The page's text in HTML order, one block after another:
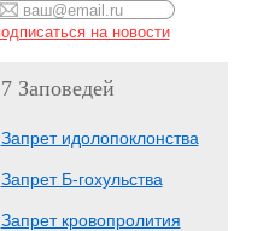
7 Заповедей
Запрет идолопоклонства
Запрет Б-гохульства
Запрет кровопролития